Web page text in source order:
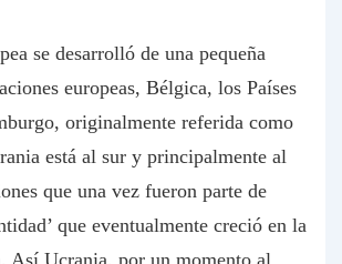
se desarrolló de una pequeña
europeas, Bélgica, los Países
originalmente referida como
está al sur y principalmente al
que una vez fueron parte de
que eventualmente creció en la
Así Ucrania, por un momento al